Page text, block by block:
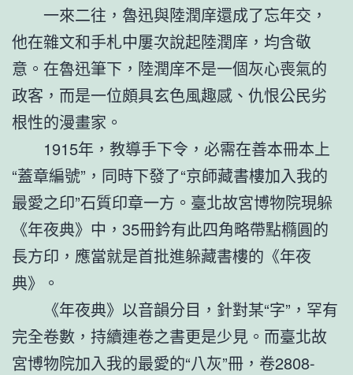
一來二往，魯迅與陸潤庠還成了忘年交，
他在雜文和手札中屢次說起陸潤庠，均含敬
意。在魯迅筆下，陸潤庠不是一個灰心喪氣的
政客，而是一位頗具玄色風趣感、仇恨公民劣
根性的漫畫家。
1915年，教導手下令，必需在善本冊本上
“蓋章編號”，同時下發了“京師藏書樓加入我的
最愛之印”石質印章一方。臺北故宮博物院現躲
《年夜典》中，35冊鈐有此四角略帶點橢圓的
長方印，應當就是首批進躲藏書樓的《年夜
典》。
《年夜典》以音韻分目，針對某“字”，罕有
完全卷數，持續連卷之書更是少見。而臺北故
宮博物院加入我的最愛的“八灰”冊，卷2808-